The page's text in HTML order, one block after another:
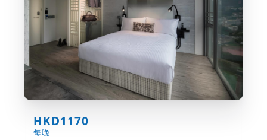
HKD1170
每晚